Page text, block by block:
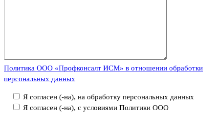
Политика ООО «Профконсалт ИСМ» в отношении обработки
персональных данных
Я согласен (-на), на обработку персональных данных
Я согласен (-на), с условиями Политики ООО